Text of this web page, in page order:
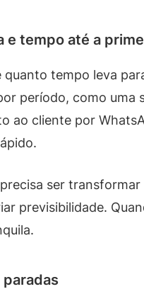
e tempo até a
tempo leva
período, como uma
ao cliente por
ser
previsibilidade.